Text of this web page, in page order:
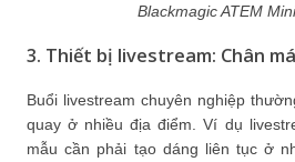
Blackmagic ATEM
3. Thiết bị livestream: Chân
Buổi livestream chuyên nghiệp
quay ở nhiều địa điểm. Ví dụ
mẫu cần phải tạo dáng liên tục ở